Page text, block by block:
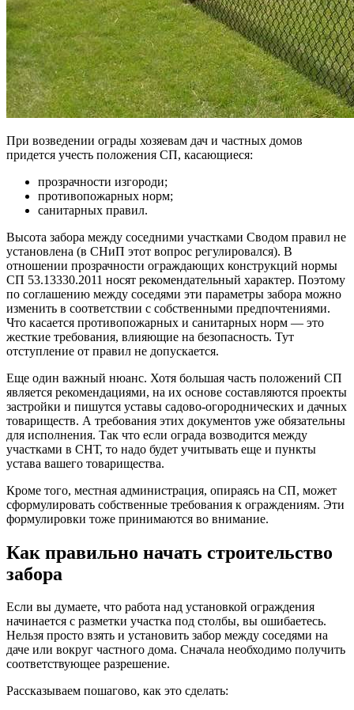
При возведении ограды хозяевам дач и частных домов
придется учесть положения СП, касающиеся:
прозрачности изгороди;
противопожарных норм;
санитарных правил.
Высота забора между соседними участками Сводом правил не
установлена (в СНиП этот вопрос регулировался). В
отношении прозрачности ограждающих конструкций нормы
СП 53.13330.2011 носят рекомендательный характер. Поэтому
по соглашению между соседями эти параметры забора можно
изменить в соответствии с собственными предпочтениями.
Что касается противопожарных и санитарных норм — это
жесткие требования, влияющие на безопасность. Тут
отступление от правил не допускается.
Еще один важный нюанс. Хотя большая часть положений СП
является рекомендациями, на их основе составляются проекты
застройки и пишутся уставы садово-огороднических и дачных
товариществ. А требования этих документов уже обязательны
для исполнения. Так что если ограда возводится между
участками в СНТ, то надо будет учитывать еще и пункты
устава вашего товарищества.
Кроме того, местная администрация, опираясь на СП, может
сформулировать собственные требования к ограждениям. Эти
формулировки тоже принимаются во внимание.
Как правильно начать строительство
забора
Если вы думаете, что работа над установкой ограждения
начинается с разметки участка под столбы, вы ошибаетесь.
Нельзя просто взять и установить забор между соседями на
даче или вокруг частного дома. Сначала необходимо получить
соответствующее разрешение.
Рассказываем пошагово, как это сделать: